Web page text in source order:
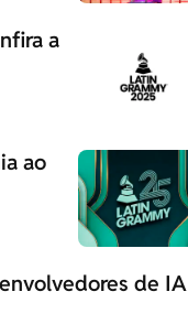
a
ao
de IA